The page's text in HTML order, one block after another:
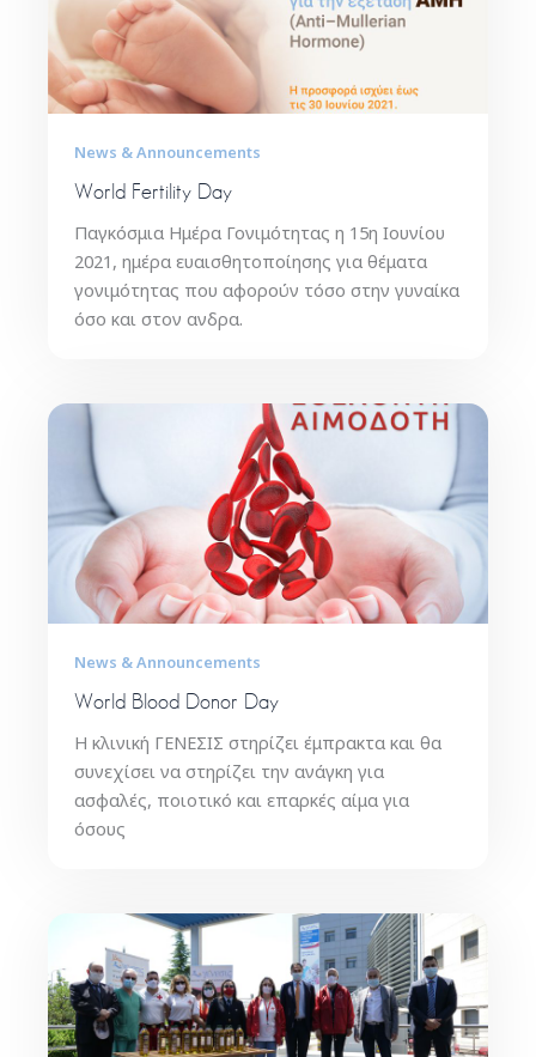
News & Announcements
World Fertility Day
Παγκόσμια Hμέρα Γονιμότητας η 15η Ιουνίου
2021, ημέρα ευαισθητοποίησης για θέματα
γονιμότητας που αφορούν τόσο στην γυναίκα
όσο και στον ανδρα.
News & Announcements
World Blood Donor Day
H κλινική ΓΕΝΕΣΙΣ στηρίζει έμπρακτα και θα
συνεχίσει να στηρίζει την ανάγκη για
ασφαλές, ποιοτικό και επαρκές αίμα για
όσους